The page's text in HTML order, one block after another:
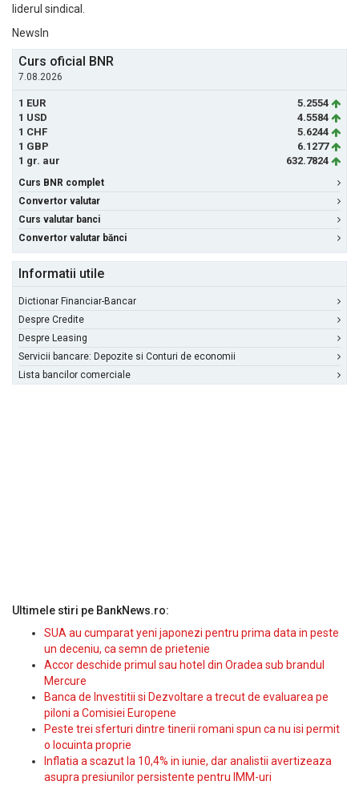
liderul sindical.
NewsIn
Curs oficial BNR
7.08.2026
1 EUR
5.2554
1 USD
4.5584
1 CHF
5.6244
1 GBP
6.1277
1 gr. aur
632.7824
Curs BNR complet
Convertor valutar
Curs valutar banci
Convertor valutar bănci
Informatii utile
Dictionar Financiar-Bancar
Despre Credite
Despre Leasing
Servicii bancare: Depozite si Conturi de economii
Lista bancilor comerciale
Ultimele stiri pe BankNews.ro:
SUA au cumparat yeni japonezi pentru prima data in peste
un deceniu, ca semn de prietenie
Accor deschide primul sau hotel din Oradea sub brandul
Mercure
Banca de Investitii si Dezvoltare a trecut de evaluarea pe
piloni a Comisiei Europene
Peste trei sferturi dintre tinerii romani spun ca nu isi permit
o locuinta proprie
Inflatia a scazut la 10,4% in iunie, dar analistii avertizeaza
asupra presiunilor persistente pentru IMM-uri